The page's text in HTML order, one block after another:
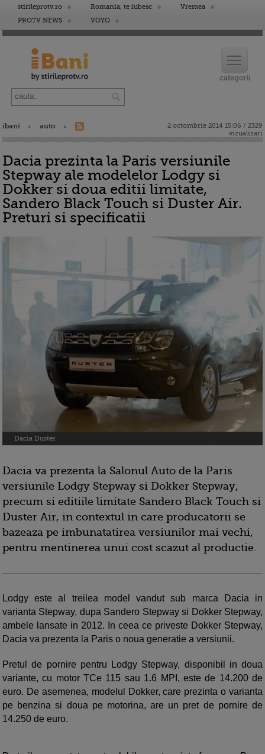
stirileprotv.ro Romania, te iubesc
Vremea
PROTV NEWS
VOYO
ibani auto
2 octombrie 2014 15:06 / 2329
vizualizari
Dacia prezinta la Paris versiunile
Stepway ale modelelor Lodgy si
Dokker si doua editii limitate,
Sandero Black Touch si Duster Air.
Preturi si specificatii
Dacia Duster
Dacia va prezenta la Salonul Auto de la Paris
versiunile Lodgy Stepway si Dokker Stepway,
precum si editiile limitate Sandero Black Touch si
Duster Air, in contextul in care producatorii se
bazeaza pe imbunatatirea versiunilor mai vechi,
pentru mentinerea unui cost scazut al productie.
Lodgy este al treilea model vandut sub marca Dacia in
varianta Stepway, dupa Sandero Stepway si Dokker Stepway,
ambele lansate in 2012. In ceea ce priveste Dokker Stepway,
Dacia va prezenta la Paris o noua generatie a versiunii.
Pretul de pornire pentru Lodgy Stepway, disponibil in doua
variante, cu motor TCe 115 sau 1.6 MPI, este de 14.200 de
euro. De asemenea, modelul Dokker, care prezinta o varianta
pe benzina si doua pe motorina, are un pret de pornire de
14.250 de euro.